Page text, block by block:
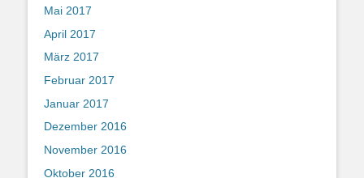
Mai 2017
April 2017
März 2017
Februar 2017
Januar 2017
Dezember 2016
November 2016
Oktober 2016